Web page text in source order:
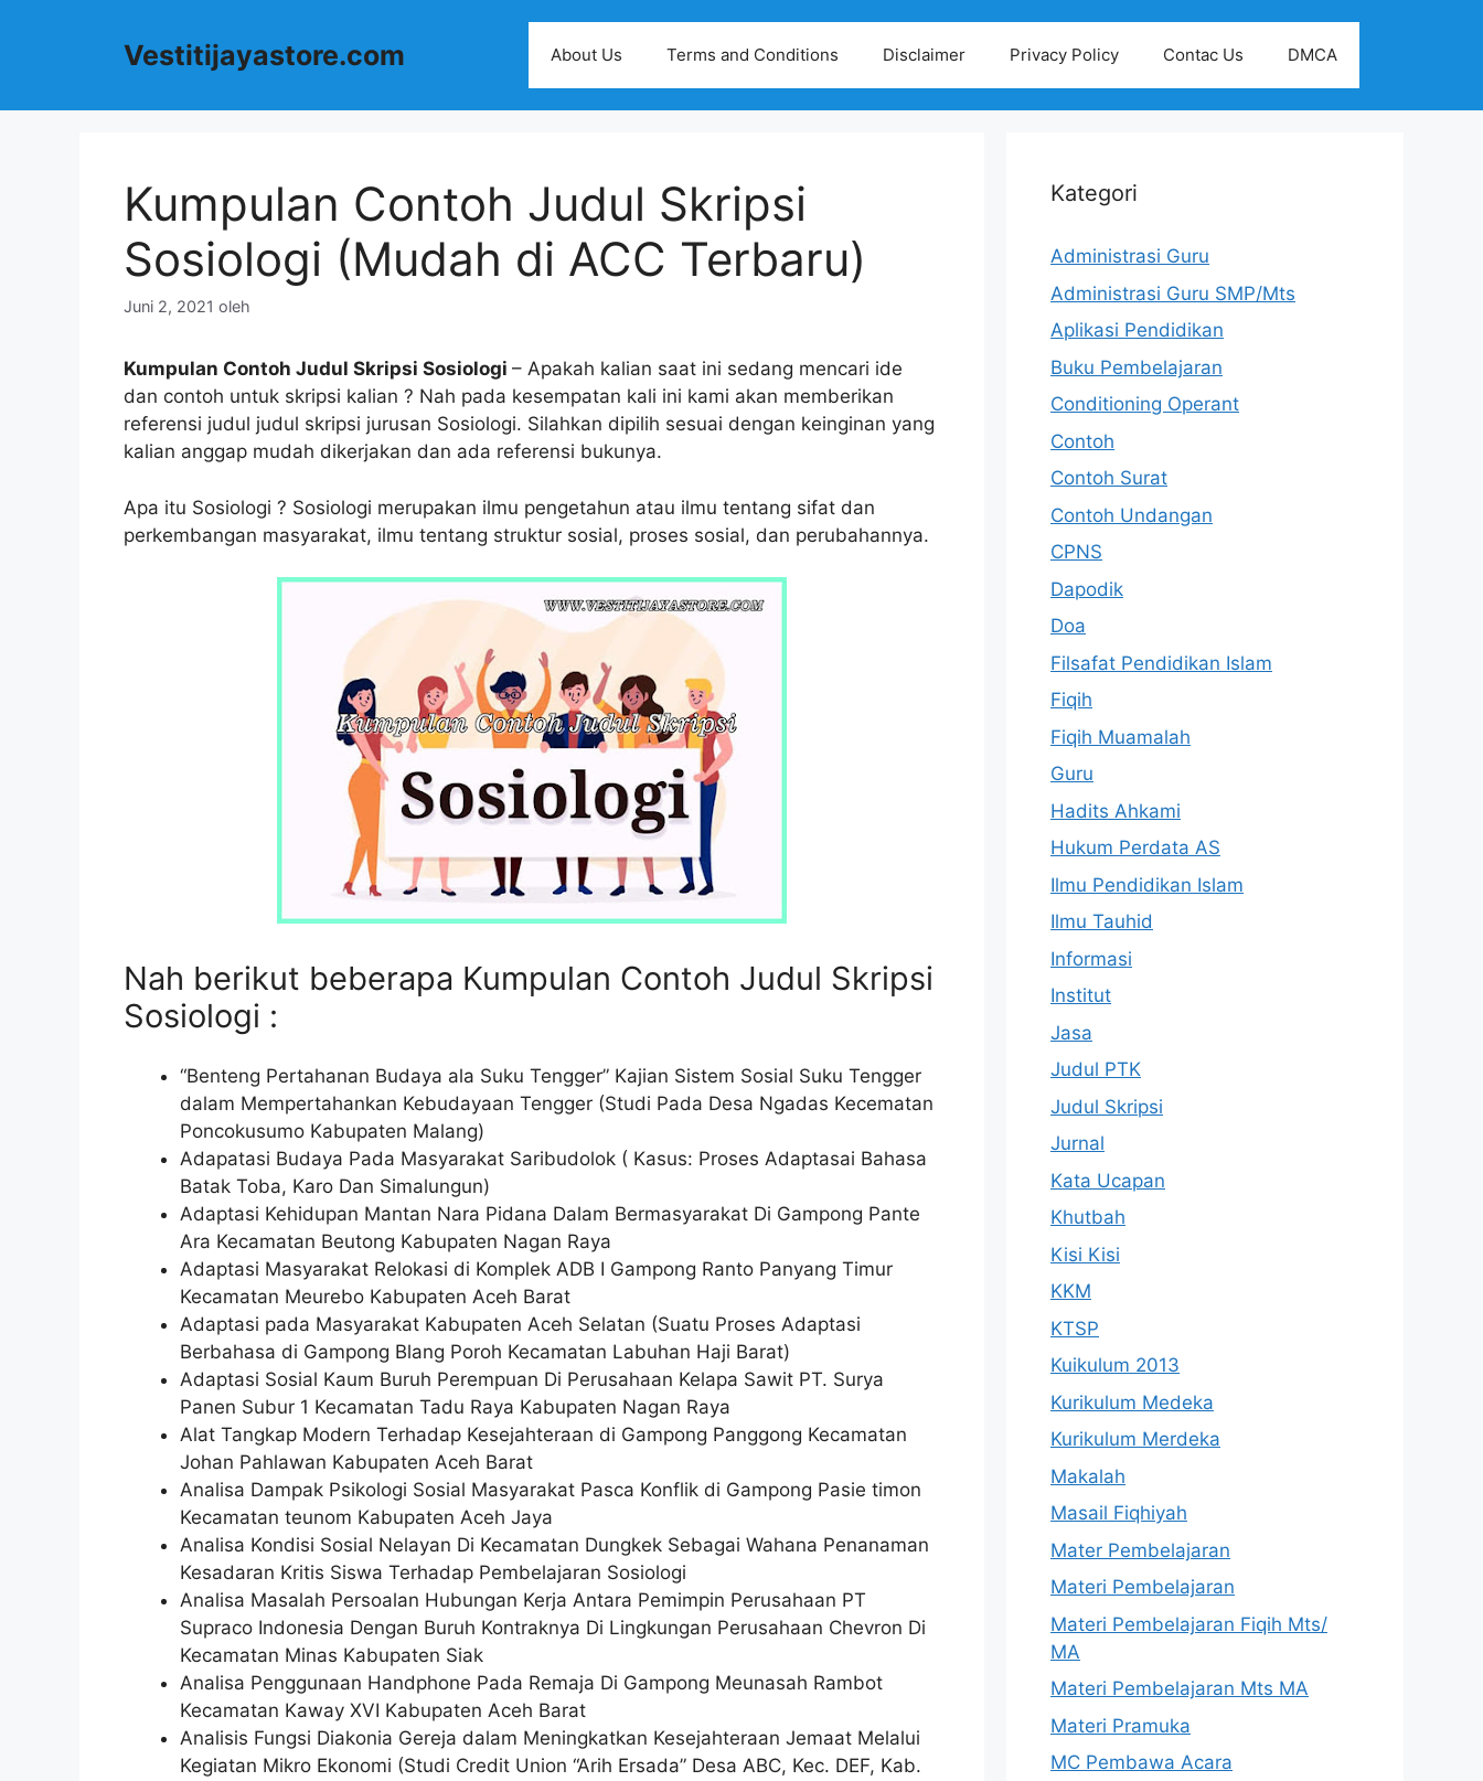
Vestitijayastore.com About Us Terms and Conditions Disclaimer Privacy Policy Contac Us DMCA
Kumpulan Contoh Judul Skripsi
Sosiologi (Mudah di ACC Terbaru)
Juni 2, 2021 oleh
Kumpulan Contoh Judul Skripsi Sosiologi – Apakah kalian saat ini sedang mencari ide
dan contoh untuk skripsi kalian ? Nah pada kesempatan kali ini kami akan memberikan
referensi judul judul skripsi jurusan Sosiologi. Silahkan dipilih sesuai dengan keinginan yang
kalian anggap mudah dikerjakan dan ada referensi bukunya.
Apa itu Sosiologi ? Sosiologi merupakan ilmu pengetahun atau ilmu tentang sifat dan
perkembangan masyarakat, ilmu tentang struktur sosial, proses sosial, dan perubahannya.
Nah berikut beberapa Kumpulan Contoh Judul Skripsi
Sosiologi :
“Benteng Pertahanan Budaya ala Suku Tengger” Kajian Sistem Sosial Suku Tengger
dalam Mempertahankan Kebudayaan Tengger (Studi Pada Desa Ngadas Kecematan
Poncokusumo Kabupaten Malang)
Adapatasi Budaya Pada Masyarakat Saribudolok ( Kasus: Proses Adaptasai Bahasa
Batak Toba, Karo Dan Simalungun)
Adaptasi Kehidupan Mantan Nara Pidana Dalam Bermasyarakat Di Gampong Pante
Ara Kecamatan Beutong Kabupaten Nagan Raya
Adaptasi Masyarakat Relokasi di Komplek ADB I Gampong Ranto Panyang Timur
Kecamatan Meurebo Kabupaten Aceh Barat
Adaptasi pada Masyarakat Kabupaten Aceh Selatan (Suatu Proses Adaptasi
Berbahasa di Gampong Blang Poroh Kecamatan Labuhan Haji Barat)
Adaptasi Sosial Kaum Buruh Perempuan Di Perusahaan Kelapa Sawit PT. Surya
Panen Subur 1 Kecamatan Tadu Raya Kabupaten Nagan Raya
Alat Tangkap Modern Terhadap Kesejahteraan di Gampong Panggong Kecamatan
Johan Pahlawan Kabupaten Aceh Barat
Analisa Dampak Psikologi Sosial Masyarakat Pasca Konflik di Gampong Pasie timon
Kecamatan teunom Kabupaten Aceh Jaya
Analisa Kondisi Sosial Nelayan Di Kecamatan Dungkek Sebagai Wahana Penanaman
Kesadaran Kritis Siswa Terhadap Pembelajaran Sosiologi
Analisa Masalah Persoalan Hubungan Kerja Antara Pemimpin Perusahaan PT
Supraco Indonesia Dengan Buruh Kontraknya Di Lingkungan Perusahaan Chevron Di
Kecamatan Minas Kabupaten Siak
Analisa Penggunaan Handphone Pada Remaja Di Gampong Meunasah Rambot
Kecamatan Kaway XVI Kabupaten Aceh Barat
Analisis Fungsi Diakonia Gereja dalam Meningkatkan Kesejahteraan Jemaat Melalui
Kegiatan Mikro Ekonomi (Studi Credit Union “Arih Ersada” Desa ABC, Kec. DEF, Kab.
Kategori
Administrasi Guru
Administrasi Guru SMP/Mts
Aplikasi Pendidikan
Buku Pembelajaran
Conditioning Operant
Contoh
Contoh Surat
Contoh Undangan
CPNS
Dapodik
Doa
Filsafat Pendidikan Islam
Fiqih
Fiqih Muamalah
Guru
Hadits Ahkami
Hukum Perdata AS
Ilmu Pendidikan Islam
Ilmu Tauhid
Informasi
Institut
Jasa
Judul PTK
Judul Skripsi
Jurnal
Kata Ucapan
Khutbah
Kisi Kisi
KKM
KTSP
Kuikulum 2013
Kurikulum Medeka
Kurikulum Merdeka
Makalah
Masail Fiqhiyah
Mater Pembelajaran
Materi Pembelajaran
Materi Pembelajaran Fiqih Mts/
MA
Materi Pembelajaran Mts MA
Materi Pramuka
MC Pembawa Acara